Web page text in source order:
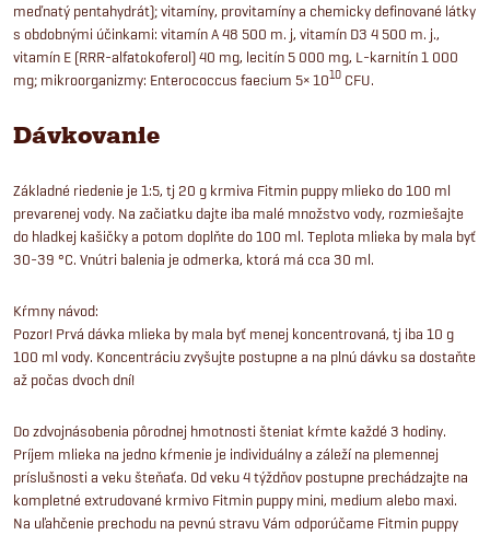
meďnatý pentahydrát); vitamíny, provitamíny a chemicky definované látky
s obdobnými účinkami: vitamín A 48 500 m. j, vitamín D3 4 500 m. j.,
vitamín E (RRR-alfatokoferol) 40 mg, lecitín 5 000 mg, L-karnitín 1 000
mg; mikroorganizmy: Enterococcus faecium 5× 1010 CFU.
Dávkovanie
Základné riedenie je 1:5, tj 20 g krmiva Fitmin puppy mlieko do 100 ml
prevarenej vody. Na začiatku dajte iba malé množstvo vody, rozmiešajte
do hladkej kašičky a potom doplňte do 100 ml. Teplota mlieka by mala byť
30-39 °C. Vnútri balenia je odmerka, ktorá má cca 30 ml.
Kŕmny návod:
Pozor! Prvá dávka mlieka by mala byť menej koncentrovaná, tj iba 10 g
100 ml vody. Koncentráciu zvyšujte postupne a na plnú dávku sa dostaňte
až počas dvoch dní!
Do zdvojnásobenia pôrodnej hmotnosti šteniat kŕmte každé 3 hodiny.
Príjem mlieka na jedno kŕmenie je individuálny a záleží na plemennej
príslušnosti a veku šteňaťa. Od veku 4 týždňov postupne prechádzajte na
kompletné extrudované krmivo Fitmin puppy mini, medium alebo maxi.
Na uľahčenie prechodu na pevnú stravu Vám odporúčame Fitmin puppy